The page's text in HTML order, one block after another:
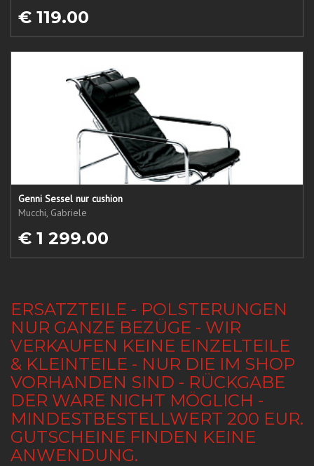
€ 119.00
Genni Sessel nur cushion
Mucchi, Gabriele
€ 1 299.00
ERSATZTEILE - POLSTERUNGEN
NUR GANZE BEZÜGE - WIR
VERKAUFEN KEINE EINZELTEILE
& KLEINTEILE - NUR DIE IM SHOP
VORHANDEN SIND - RÜCKGABE
DER WARE NICHT MÖGLICH -
MINDESTBESTELLWERT 200 EUR.
GUTSCHEINE FINDEN KEINE
ANWENDUNG.